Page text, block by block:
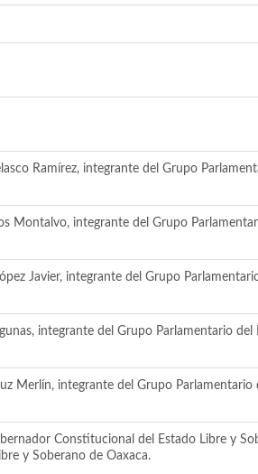
Ramírez, integrante del Grupo
Montalvo, integrante del Grupo
Javier, integrante del Grupo
integrante del Grupo Parlamentario
Merlín, integrante del Grupo
Constitucional del Estado Libre y
y Soberano de Oaxaca.